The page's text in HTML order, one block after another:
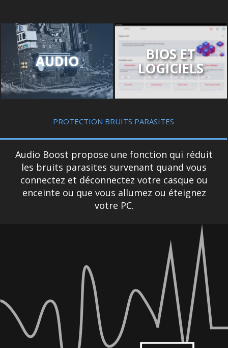
AUDIO BIOS ET
LOGICIELS
PROTECTION BRUITS PARASITES
Audio Boost propose une fonction qui réduit
les bruits parasites survenant quand vous
connectez et déconnectez votre casque ou
enceinte ou que vous allumez ou éteignez
votre PC.